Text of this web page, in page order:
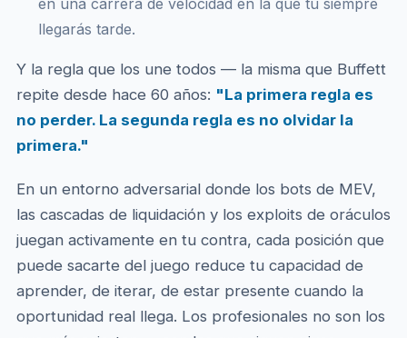
en una carrera de velocidad en la que tú siempre
llegarás tarde.
Y la regla que los une todos — la misma que Buffett
repite desde hace 60 años: "La primera regla es
no perder. La segunda regla es no olvidar la
primera."
En un entorno adversarial donde los bots de MEV,
las cascadas de liquidación y los exploits de oráculos
juegan activamente en tu contra, cada posición que
puede sacarte del juego reduce tu capacidad de
aprender, de iterar, de estar presente cuando la
oportunidad real llega. Los profesionales no son los